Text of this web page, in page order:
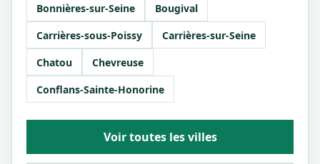
Bonnières-sur-Seine
Bougival
Carrières-sous-Poissy
Carrières-sur-Seine
Chatou
Chevreuse
Conflans-Sainte-Honorine
Voir toutes les villes